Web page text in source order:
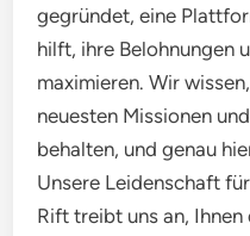
gegründet, eine
hilft, ihre Belohnungen
maximieren. Wir
neuesten Missionen
behalten, und genau
Unsere Leidenschaft
Rift treibt uns an,